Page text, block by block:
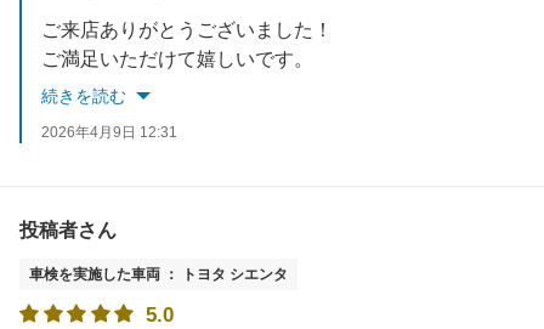
ご来店ありがとうございました！
ご満足いただけて嬉しいです。
またのご利用をお待ちしております！
続きを読む
2026年4月9日 12:31
投稿者さん
車検を実施した車両 ： トヨタ シエンタ
5.0